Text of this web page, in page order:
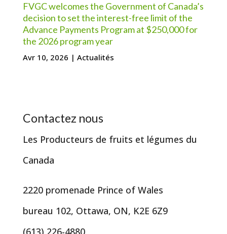
FVGC welcomes the Government of Canada’s
decision to set the interest-free limit of the
Advance Payments Program at $250,000 for
the 2026 program year
Avr 10, 2026 | Actualités
Contactez nous
Les Producteurs de fruits et légumes du
Canada
2220 promenade Prince of Wales
bureau 102, Ottawa, ON, K2E 6Z9
(613) 226-4880